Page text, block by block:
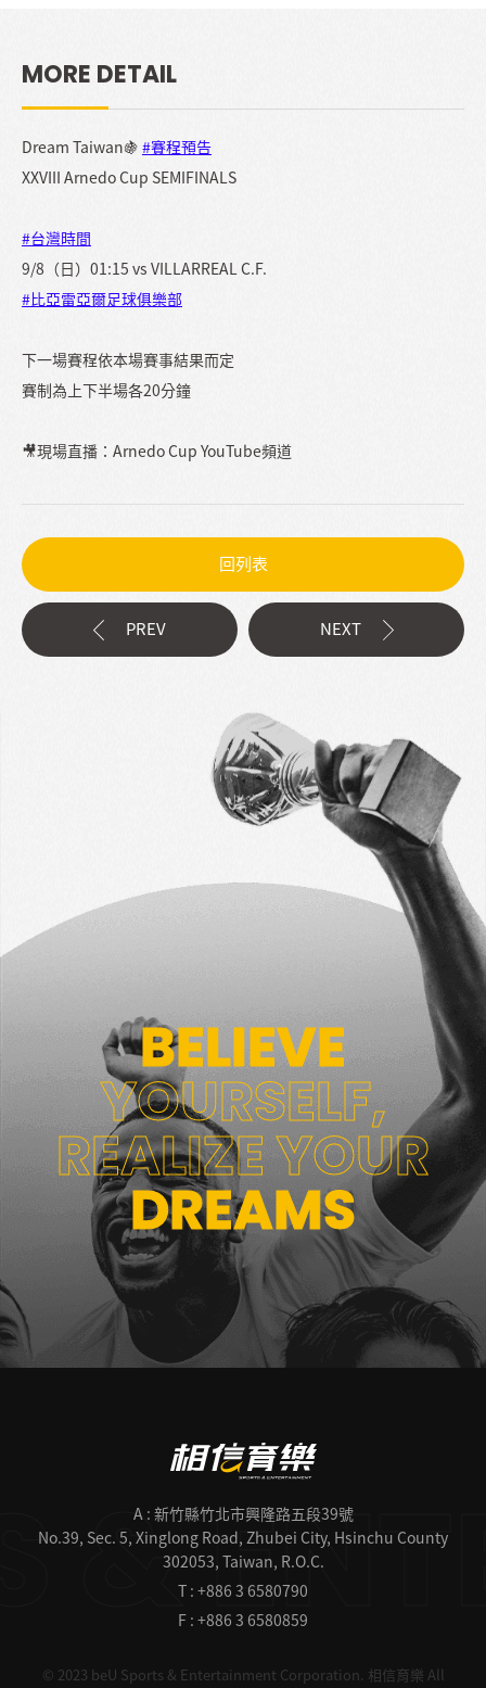
MORE DETAIL
Dream Taiwan🍇 #賽程預告
XXVIII Arnedo Cup SEMIFINALS
#台灣時間
9/8（日）01:15 vs VILLARREAL C.F.
#比亞雷亞爾足球俱樂部
下一場賽程依本場賽事結果而定
賽制為上下半場各20分鐘
🎥現場直播：Arnedo Cup YouTube頻道
回列表
BELIEVE
YOURSELF,
REALIZE YOUR
DREAMS
A : 新竹縣竹北市興隆路五段39號
No.39, Sec. 5, Xinglong Road, Zhubei City, Hsinchu County
302053, Taiwan, R.O.C.
T : +886 3 6580790
F : +886 3 6580859
© 2023 beU Sports & Entertainment Corporation. 相信育樂 All